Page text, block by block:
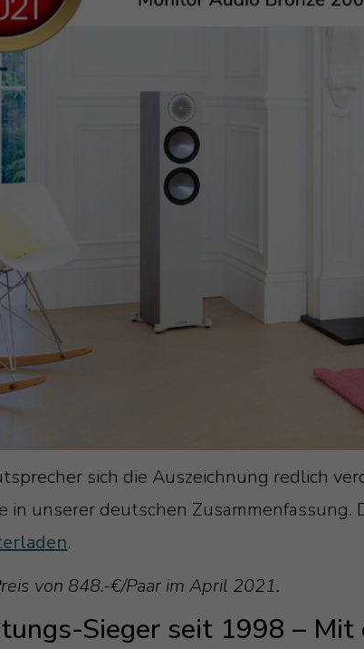
sich die Auszeichnung redlich
in unserer deutschen
.
von 848.-€/Paar im April 2021.
Sieger seit 1998 –